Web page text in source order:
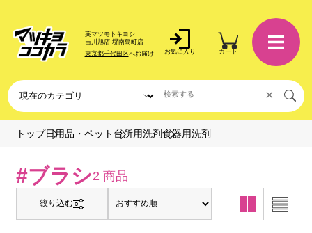
薬マツモトキヨシ
吉川旭店 堺南島町店
東京都千代田区へお届け お気に入り カート
×
トップ日用品・ペット 台所用洗剤 食器用洗剤
#ブラシ2 商品
絞り込む